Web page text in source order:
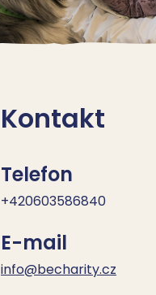
Kontakt
Telefon
+420603586840
E-mail
info@becharity.cz